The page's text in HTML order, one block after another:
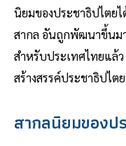
นิยมของประชาธิปไตย
สากล อันถูกพัฒนาขึ้นม
สำหรับประเทศไทยแล้
สร้างสรรค์ประชาธิปไต
สากลนิยมของป